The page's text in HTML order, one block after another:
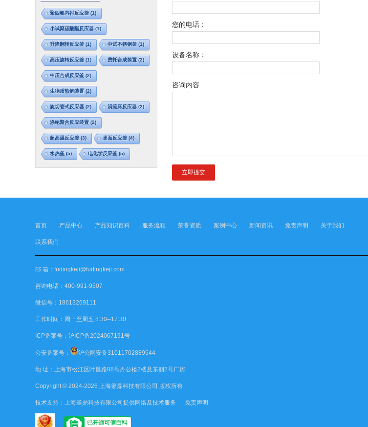
聚四氟内衬反应釜 (1)
小试聚碳酸酯反应器 (1)
升降翻转反应釜 (1) 中试不锈钢釜 (1)
高压旋转反应釜 (1) 费托合成装置(2)
中压合成反应釜 (2)
生物质热解装置(2)
旋切管式反应器 (2) 涓流床反应器 (2)
涤纶聚合反应装置(2)
超高温反应釜 (3) 桌面反应釜 (4)
水热釜 (5) 电化学反应釜 (5)
您的电话：
设备名称：
咨询内容
首页 产品中心 产品知识百科 服务流程 荣誉资质 案例中心 新闻资讯 免责声明 关于我们
联系我们
邮 箱：fudingkeji@fudingkeji.com
咨询电话：400-991-9507
微信号：18613269111
工作时间：周一至周五 8:30--17:30
ICP备案号： 沪ICP备2024067191号
公安备案号： 沪公网安备31011702889544
地 址：上海市松江区叶昌路88号办公楼2楼及东侧2号厂房
Copyright © 2024-2026 上海釜鼎科技有限公司 版权所有
技术支持： 上海釜鼎科技有限公司 提供网络及技术服务 免责声明